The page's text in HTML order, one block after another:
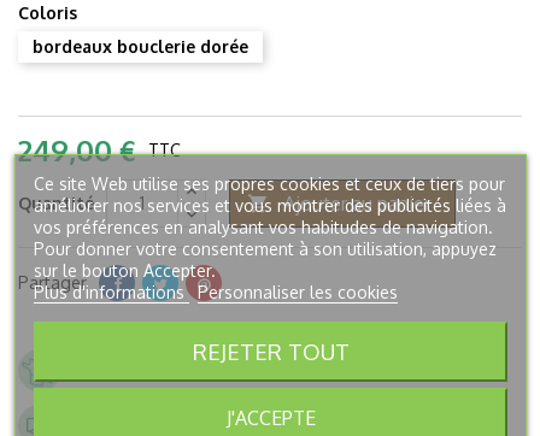
Coloris
bordeaux bouclerie dorée
249,00 € TTC
Quantité  Ajouter au panier
Partager
Entreprise Française fondée en 2005
Paiement sécurisé
Livraison en France à partir 6,90€
GRATUITE dès 250€ d'achat
Ce site Web utilise ses propres cookies et ceux de tiers pour
améliorer nos services et vous montrer des publicités liées à
vos préférences en analysant vos habitudes de navigation.
Pour donner votre consentement à son utilisation, appuyez
sur le bouton Accepter.
Plus d'informations Personnaliser les cookies
REJETER TOUT
J'ACCEPTE